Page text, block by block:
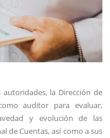
la Dirección de
auditor para evaluar,
y evolución de las
de Cuentas, así como a sus